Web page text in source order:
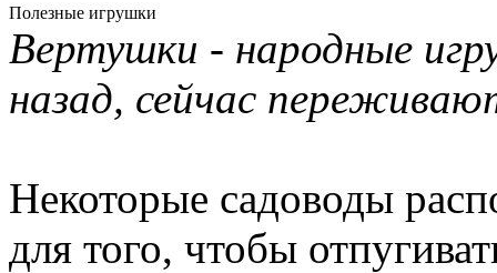
Полезные игрушки
Вертушки - народные
назад, сейчас
Некоторые садоводы
для того, чтобы